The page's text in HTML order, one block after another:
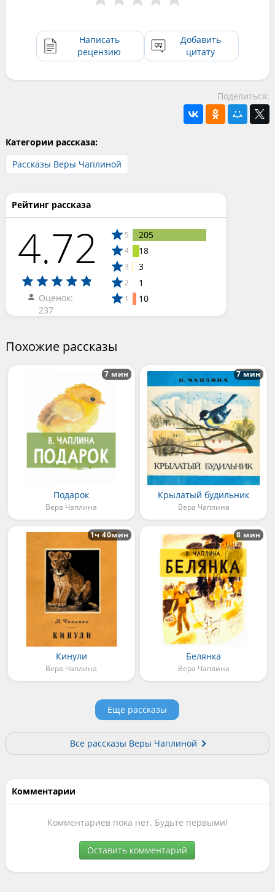
Написать
рецензию
Добавить
цитату
Поделиться:
Категории рассказа:
Рассказы Веры Чаплиной
Рейтинг рассказа
4.72
Оценок:
237
5 205
4 18
3 3
2 1
1 10
Похожие рассказы
Подарок
Вера Чаплина
7 мин
Крылатый будильник
Вера Чаплина
7 мин
Кинули
Вера Чаплина
1ч 40мин
Белянка
Вера Чаплина
8 мин
Еще рассказы
Все рассказы Веры Чаплиной
Комментарии
Комментариев пока нет. Будьте первыми!
Оставить комментарий